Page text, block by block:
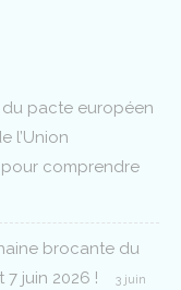
du pacte européen
l’Union
comprendre
brocante du
7 juin 2026 !
3 juin